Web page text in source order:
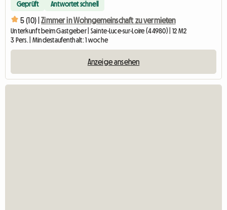
Geprüft Antwortet schnell
5 (10) | Zimmer in Wohngemeinschaft zu vermieten
Unterkunft beim Gastgeber | Sainte-Luce-sur-Loire (44980) | 12 M2
3 Pers. | Mindestaufenthalt: 1 woche
Anzeige ansehen